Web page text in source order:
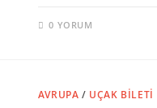
0 YORUM
AVRUPA / UÇAK BILETI